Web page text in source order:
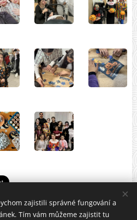
zajistili správné fungování a
Tím vám můžeme zajistit tu